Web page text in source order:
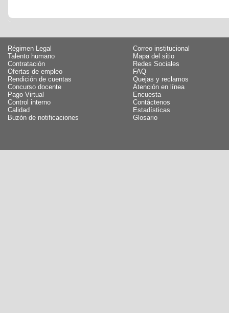
Régimen Legal
Talento humano
Contratación
Ofertas de empleo
Rendición de cuentas
Concurso docente
Pago Virtual
Control interno
Calidad
Buzón de notificaciones
Correo institucional
Mapa del sitio
Redes Sociales
FAQ
Quejas y reclamos
Atención en línea
Encuesta
Contáctenos
Estadísticas
Glosario